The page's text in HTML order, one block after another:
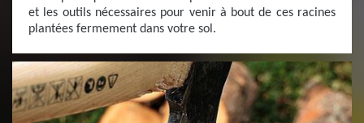
et les outils nécessaires pour venir à bout de ces racines
plantées fermement dans votre sol.